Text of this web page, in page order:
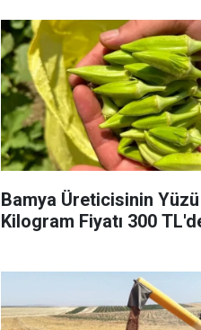
Bamya Üreticisinin
Kilogram Fiyatı 300